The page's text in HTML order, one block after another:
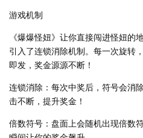
游戏机制
《爆爆怪妞》让你直接闯进怪妞的
引入了连锁消除机制。每一次旋转
即发，奖金源源不断！
连锁消除：每次中奖后，符号会消
击不断，提升奖金！
倍数符号：盘面上会随机出现倍数